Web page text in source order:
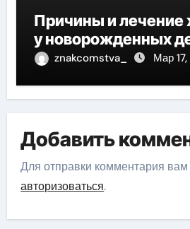
Причины и лечение
у новорожденных
znakcomstva_ Мар
Добавить
Для отправки комментария
авторизоваться.